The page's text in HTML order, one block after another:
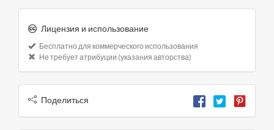
Лицензия и использование
Бесплатно для коммерческого использования
Не требует атрибуции (указания авторства)
Поделиться